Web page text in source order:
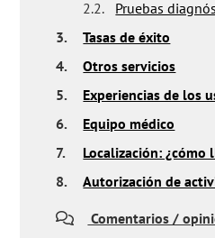
2.2.
Pruebas
3.
Tasas de éxito
4.
Otros servicios
5.
Experiencias de los
6.
Equipo médico
7.
Localización: ¿cómo
8.
Autorización de
Comentarios /